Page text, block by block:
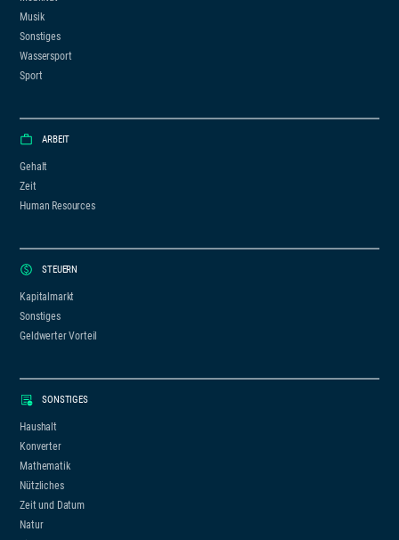
Musik
Sonstiges
Wassersport
Sport
ARBEIT
Gehalt
Zeit
Human Resources
STEUERN
Kapitalmarkt
Sonstiges
Geldwerter Vorteil
SONSTIGES
Haushalt
Konverter
Mathematik
Nützliches
Zeit und Datum
Natur